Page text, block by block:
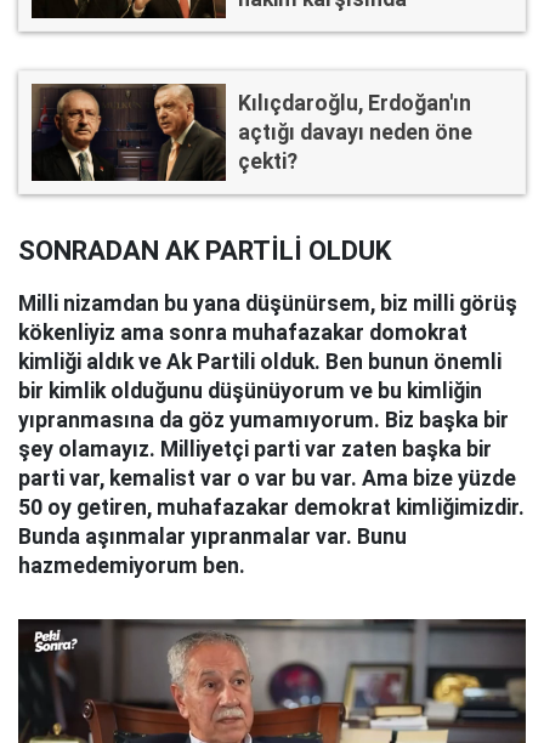
Kılıçdaroğlu, Erdoğan'ın
açtığı davayı neden öne
çekti?
SONRADAN AK PARTİLİ OLDUK
Milli nizamdan bu yana düşünürsem, biz milli görüş
kökenliyiz ama sonra muhafazakar domokrat
kimliği aldık ve Ak Partili olduk. Ben bunun önemli
bir kimlik olduğunu düşünüyorum ve bu kimliğin
yıpranmasına da göz yumamıyorum. Biz başka bir
şey olamayız. Milliyetçi parti var zaten başka bir
parti var, kemalist var o var bu var. Ama bize yüzde
50 oy getiren, muhafazakar demokrat kimliğimizdir.
Bunda aşınmalar yıpranmalar var. Bunu
hazmedemiyorum ben.